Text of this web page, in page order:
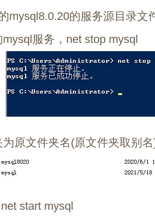
mysql8.0.20的服务源目录文
服务，net stop mysql
原文件夹名(原文件夹取别
start mysql